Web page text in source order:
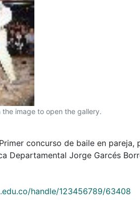
the image to open the gallery.
concurso de baile en pareja,
Departamental Jorge Garcés
handle/123456789/63408